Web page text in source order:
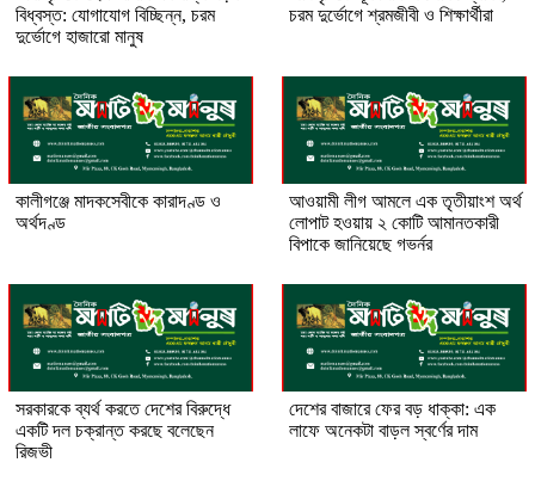
বিধ্বস্ত: যোগাযোগ বিচ্ছিন্ন, চরম
দুর্ভোগে হাজারো মানুষ
চরম দুর্ভোগে শ্রমজীবী ও শিক্ষার্থীরা
কালীগঞ্জে মাদকসেবীকে কারাদণ্ড ও
অর্থদণ্ড
আওয়ামী লীগ আমলে এক তৃতীয়াংশ অর্থ
লোপাট হওয়ায় ২ কোটি আমানতকারী
বিপাকে জানিয়েছে গভর্নর
সরকারকে ব্যর্থ করতে দেশের বিরুদ্ধে
একটি দল চক্রান্ত করছে বলেছেন
রিজভী
দেশের বাজারে ফের বড় ধাক্কা: এক
লাফে অনেকটা বাড়ল স্বর্ণের দাম